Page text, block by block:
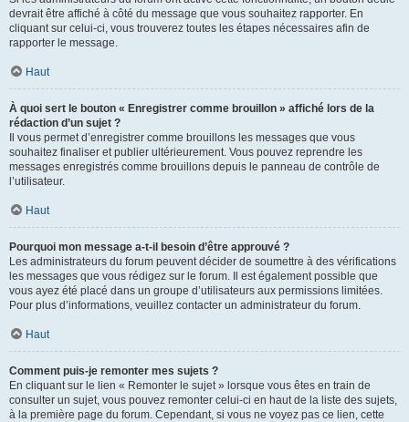
devrait être affiché à côté du message que vous souhaitez rapporter. En
cliquant sur celui-ci, vous trouverez toutes les étapes nécessaires afin de
rapporter le message.
Haut
À quoi sert le bouton « Enregistrer comme brouillon » affiché lors de la
rédaction d’un sujet ?
Il vous permet d’enregistrer comme brouillons les messages que vous
souhaitez finaliser et publier ultérieurement. Vous pouvez reprendre les
messages enregistrés comme brouillons depuis le panneau de contrôle de
l’utilisateur.
Haut
Pourquoi mon message a-t-il besoin d’être approuvé ?
Les administrateurs du forum peuvent décider de soumettre à des vérifications
les messages que vous rédigez sur le forum. Il est également possible que
vous ayez été placé dans un groupe d’utilisateurs aux permissions limitées.
Pour plus d’informations, veuillez contacter un administrateur du forum.
Haut
Comment puis-je remonter mes sujets ?
En cliquant sur le lien « Remonter le sujet » lorsque vous êtes en train de
consulter un sujet, vous pouvez remonter celui-ci en haut de la liste des sujets,
à la première page du forum. Cependant, si vous ne voyez pas ce lien, cette